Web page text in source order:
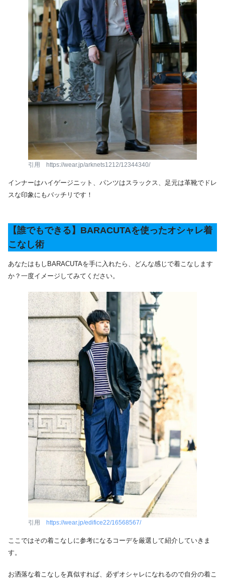
引用 https://wear.jp/arknets1212/12344340/
インナーはハイゲージニット、パンツはスラックス、足元は革靴でドレ
スな印象にもバッチリです！
【誰でもできる】BARACUTAを使ったオシャレ着
こなし術
あなたはもしBARACUTAを手に入れたら、どんな感じで着こなします
か？一度イメージしてみてください。
引用 https://wear.jp/edifice22/16568567/
ここではその着こなしに参考になるコーデを厳選して紹介していきま
す。
お洒落な着こなしを真似すれば、必ずオシャレになれるので自分の着こ